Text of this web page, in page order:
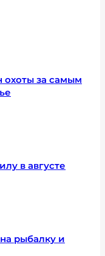
охоты за самым
в августе
рыбалку и